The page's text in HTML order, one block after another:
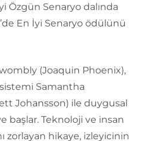
Özgün Senaryo dalında
En İyi Senaryo ödülünü
(Joaquin Phoenix),
Samantha
Johansson) ile duygusal
başlar. Teknoloji ve insan
zorlayan hikaye, izleyicinin